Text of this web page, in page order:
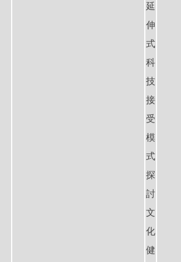
延
伸
式
科
技
接
受
模
式
探
討
文
化
健